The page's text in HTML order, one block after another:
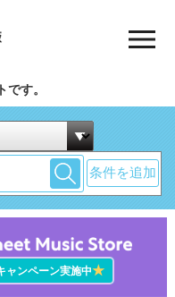
す。
条件を追加
ャンペーン実施中★